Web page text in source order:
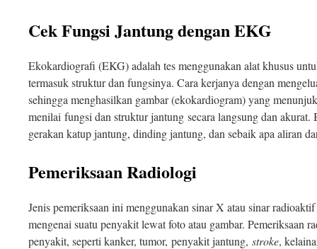
Cek Fungsi Jantung dengan EKG
Ekokardiografi (EKG) adalah tes menggunakan alat khusus
termasuk struktur dan fungsinya. Cara kerjanya dengan
sehingga menghasilkan gambar (ekokardiogram) yang
menilai fungsi dan struktur jantung secara langsung dan akurat.
gerakan katup jantung, dinding jantung, dan sebaik apa aliran
Pemeriksaan Radiologi
Jenis pemeriksaan ini menggunakan sinar X atau sinar
mengenai suatu penyakit lewat foto atau gambar. Pemeriksaan
penyakit, seperti kanker, tumor, penyakit jantung, stroke,